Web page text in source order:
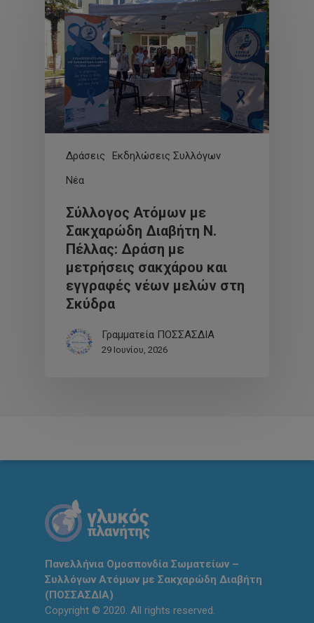
Δράσεις
Εκδηλώσεις Συλλόγων
Νέα
Σύλλογος Ατόμων με
Σακχαρώδη Διαβήτη Ν.
Πέλλας: Δράση με
μετρήσεις σακχάρου και
εγγραφές νέων μελών στη
Σκύδρα
Γραμματεία ΠΟΣΣΑΣΔΙΑ
29 Ιουνίου, 2026
Πανελλήνια Ομοσπονδία Σωματείων –
Συλλόγων Ατόμων με Σακχαρώδη Διαβήτη
(ΠΟΣΣΑΣΔΙΑ)
Copyright © 2020. All rights reserved.